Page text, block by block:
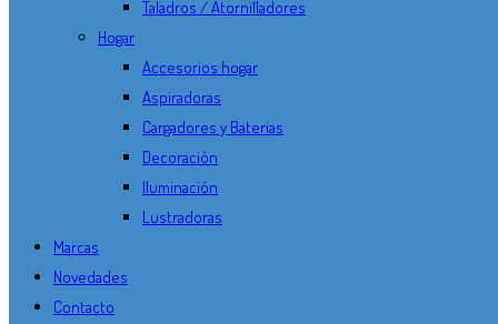
Taladros / Atornilladores
Hogar
Accesorios hogar
Aspiradoras
Cargadores y Baterias
Decoración
Iluminación
Lustradoras
Marcas
Novedades
Contacto